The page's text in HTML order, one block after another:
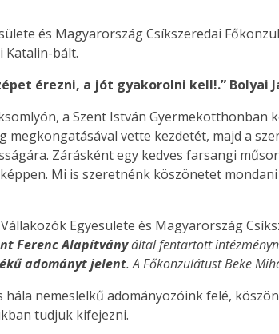
és Magyarország Csíkszeredai
Katalin-bált.
érezni, a jót gyakorolni kell!.” Bolyai
a Szent István
megkongatásával vette kezdetét, majd a
Zárásként egy kedves farsangi
Mi is szeretnénk köszönetet
Egyesülete és Magyarország
Ferenc Alapítványáltal fentartott
adományt jelent. A Főkonzulátust Beke
hála nemeslelkű adományozóink felé,
tudjuk kifejezni.